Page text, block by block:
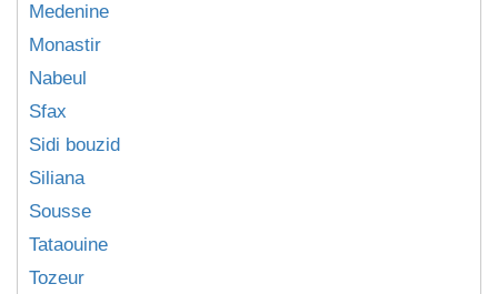
Medenine
Monastir
Nabeul
Sfax
Sidi bouzid
Siliana
Sousse
Tataouine
Tozeur